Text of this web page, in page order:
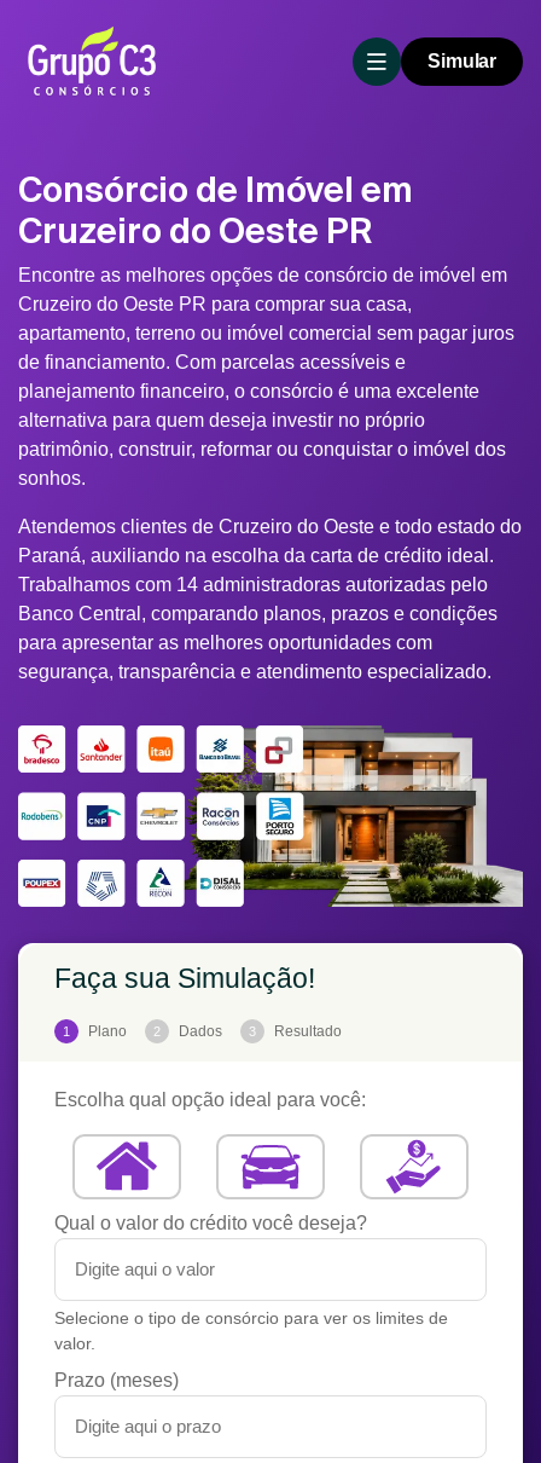
Simular
Consórcio de Imóvel em
Cruzeiro do Oeste PR
Encontre as melhores opções de consórcio de imóvel em
Cruzeiro do Oeste PR para comprar sua casa,
apartamento, terreno ou imóvel comercial sem pagar juros
de financiamento. Com parcelas acessíveis e
planejamento financeiro, o consórcio é uma excelente
alternativa para quem deseja investir no próprio
patrimônio, construir, reformar ou conquistar o imóvel dos
sonhos.
Atendemos clientes de Cruzeiro do Oeste e todo estado do
Paraná, auxiliando na escolha da carta de crédito ideal.
Trabalhamos com 14 administradoras autorizadas pelo
Banco Central, comparando planos, prazos e condições
para apresentar as melhores oportunidades com
segurança, transparência e atendimento especializado.
Faça sua Simulação!
1 Plano 2 Dados 3 Resultado
Escolha qual opção ideal para você:
Qual o valor do crédito você deseja?
Selecione o tipo de consórcio para ver os limites de
valor.
Prazo (meses)